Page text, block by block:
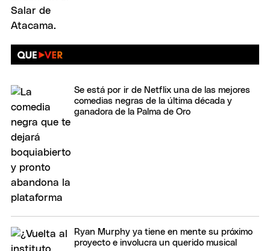
Se está por ir de Netflix una de las mejores
comedias negras de la última década y
ganadora de la Palma de Oro
Ryan Murphy ya tiene en mente su próximo
proyecto e involucra un querido musical